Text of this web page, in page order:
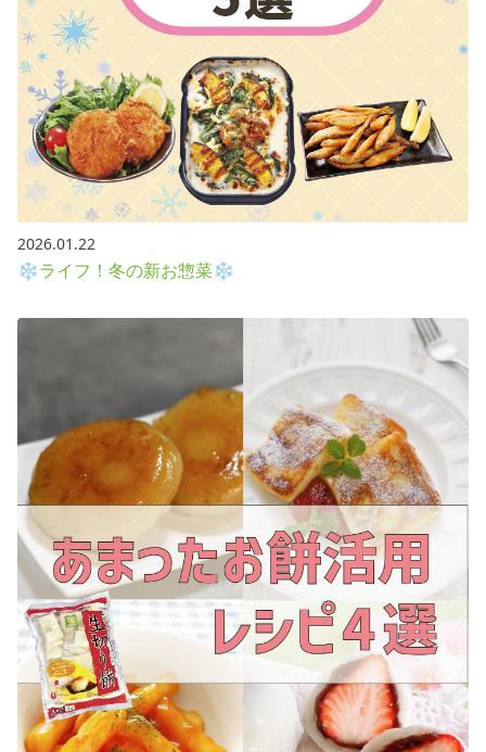
2026.01.22
❄ライフ！冬の新お惣菜❄